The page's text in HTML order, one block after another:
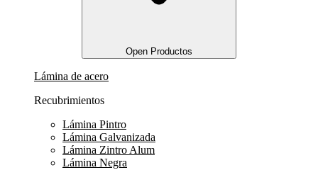
Open Productos
Lámina de acero
Recubrimientos
Lámina Pintro
Lámina Galvanizada
Lámina Zintro Alum
Lámina Negra